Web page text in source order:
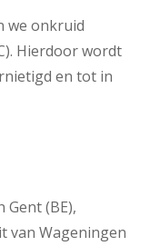
we onkruid
Hierdoor wordt
en tot in
(BE),
van Wageningen